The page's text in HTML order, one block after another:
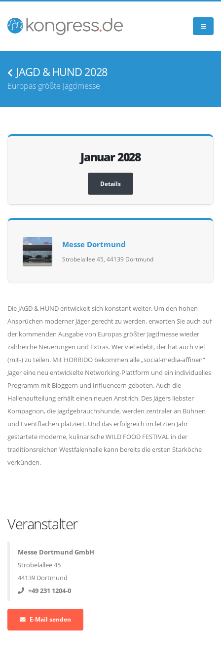
JAGD & HUND 2028
Europas größte Jagdmesse
Januar 2028
Details
Messe Dortmund
Strobelallee 45, 44139 Dortmund
Die JAGD & HUND entwickelt sich konstant weiter. Um den hohen
Ansprüchen moderner Jäger gerecht zu werden, erwarten Sie auch auf
der kommenden Ausgabe von Europas größter Jagdmesse wieder
zahlreiche Neuerungen und Extras. Wer viel erlebt, der hat auch viel
(mit-) zu teilen. Mit HORRIDO bekommen alle „social-media-affinen“
Jäger eine neu entwickelte Networking-Plattform und ein individuelles
Programm mit Bloggern und Influencern geboten. Auch die
Hallenaufteilung erhält einen neuen Anstrich. Des Jägers liebster
Kompagnon, die Jagdgebrauchshunde, werden zentraler an Bühnen
und Eventflächen platziert. Und das erfolgreich im letzten Jahr
gestartete moderne, kulinarische WILD FOOD FESTIVAL in der
traditionsreichen Westfalenhalle kann bereits die ersten Starköche
verkünden.
Veranstalter
Messe Dortmund GmbH
Strobelallee 45
44139 Dortmund
+49 231 1204-0
E-Mail senden